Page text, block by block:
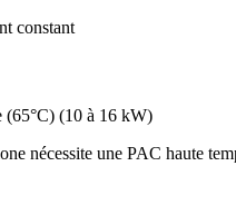
constant
(65°C) (10 à 16 kW)
nécessite une PAC haute